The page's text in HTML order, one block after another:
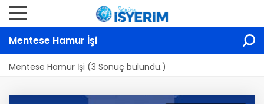
Mentese Hamur İşi
Mentese Hamur İşi (3 Sonuç bulundu.)